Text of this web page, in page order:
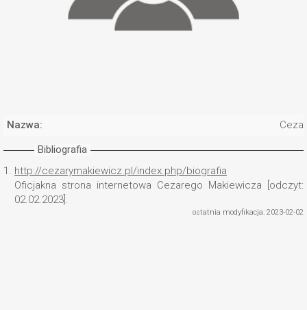
Nazwa:
Bibliografia
1. http://cezarymakiewicz.pl/index.php/biografia
Oficjakna strona internetowa Cezarego Makiewicza [odczyt:
02.02.2023].
ostatnia modyfikacja: 2023-02-02